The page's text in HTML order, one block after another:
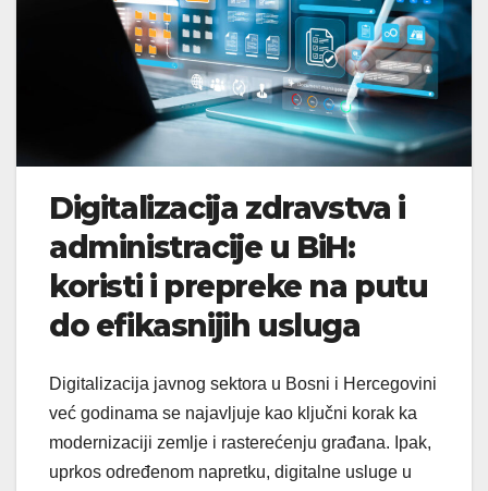
Digitalizacija zdravstva i
administracije u BiH:
koristi i prepreke na putu
do efikasnijih usluga
Digitalizacija javnog sektora u Bosni i Hercegovini
već godinama se najavljuje kao ključni korak ka
modernizaciji zemlje i rasterećenju građana. Ipak,
uprkos određenom napretku, digitalne usluge u